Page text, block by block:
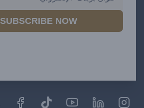
SUBSCRIBE NOW